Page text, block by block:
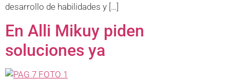
desarrollo de habilidades y […]
En Alli Mikuy piden
soluciones ya